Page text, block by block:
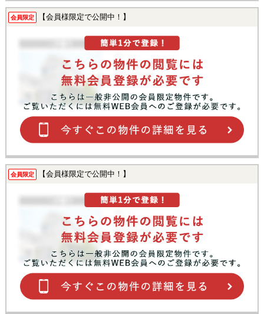
会員限定 【会員様限定で公開中！】
会員限定 【会員様限定で公開中！】